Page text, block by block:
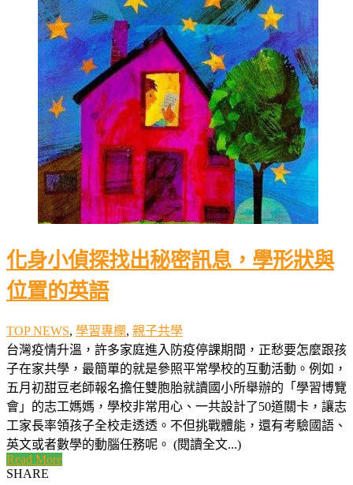
化身小偵探找出秘密訊息，學形狀與
位置的英語
TOP NEWS, 學習專欄, 親子共學
台灣疫情升溫，許多家庭進入防疫停課期間，正愁要怎麼跟孩
子在家共學，最簡單的就是參照平常學校的互動活動。例如，
五月初甜豆老師報名擔任雙胞胎就讀國小所舉辦的「學習博覽
會」的志工媽媽，學校非常用心、一共設計了50道關卡，讓志
工家長率領孩子全校走透透。不但挑戰體能，還有考驗國語、
英文或者數學的動腦任務呢。 (閱讀全文...)
Read More
SHARE